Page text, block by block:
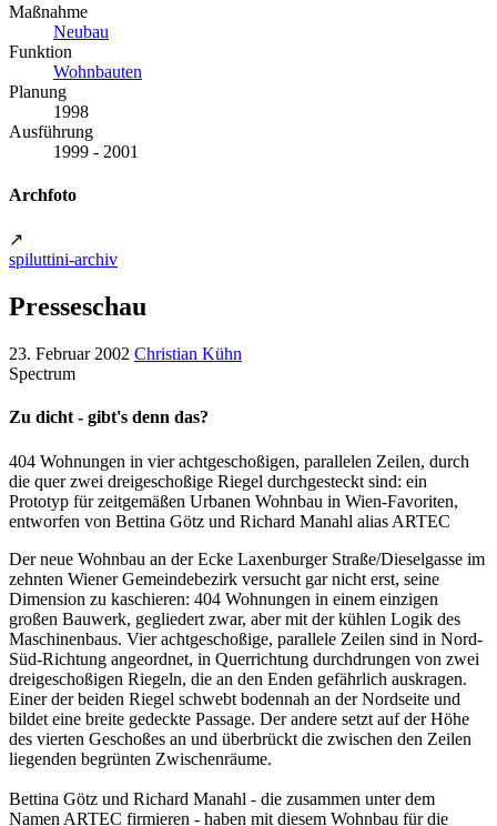
Maßnahme
Neubau
Funktion
Wohnbauten
Planung
1998
Ausführung
1999 - 2001
Archfoto
↗
spiluttini-archiv
Presseschau
23. Februar 2002 Christian Kühn
Spectrum
Zu dicht - gibt's denn das?
404 Wohnungen in vier achtgeschoßigen, parallelen Zeilen, durch
die quer zwei dreigeschoßige Riegel durchgesteckt sind: ein
Prototyp für zeitgemäßen Urbanen Wohnbau in Wien-Favoriten,
entworfen von Bettina Götz und Richard Manahl alias ARTEC
Der neue Wohnbau an der Ecke Laxenburger Straße/Dieselgasse im
zehnten Wiener Gemeindebezirk versucht gar nicht erst, seine
Dimension zu kaschieren: 404 Wohnungen in einem einzigen
großen Bauwerk, gegliedert zwar, aber mit der kühlen Logik des
Maschinenbaus. Vier achtgeschoßige, parallele Zeilen sind in Nord-
Süd-Richtung angeordnet, in Querrichtung durchdrungen von zwei
dreigeschoßigen Riegeln, die an den Enden gefährlich auskragen.
Einer der beiden Riegel schwebt bodennah an der Nordseite und
bildet eine breite gedeckte Passage. Der andere setzt auf der Höhe
des vierten Geschoßes an und überbrückt die zwischen den Zeilen
liegenden begrünten Zwischenräume.
Bettina Götz und Richard Manahl - die zusammen unter dem
Namen ARTEC firmieren - haben mit diesem Wohnbau für die